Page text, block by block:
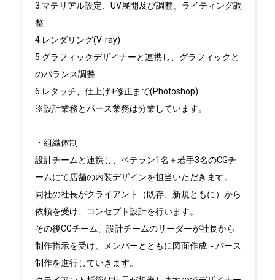
3.マテリアル設定、UV展開及び調整、ライティング調
整
4.レンダリング(V-ray)
5.グラフィックデザイナーと連携し、グラフィックと
のバランス調整
6.レタッチ、仕上げ+修正まで(Photoshop)
※設計業務とパース業務は分業しています。
・組織体制
設計チームと連携し、ベテラン1名＋若手3名のCGチ
ームにて店舗の内装デザインを担当いただきます。
同社の社長がクライアント（既存、新規ともに）から
依頼を受け、コンセプト設計を行います。
その後CGチーム、設計チームのリーダーが社長から
制作指示を受け、メンバーとともに図面作成～パース
制作を進行していきます。